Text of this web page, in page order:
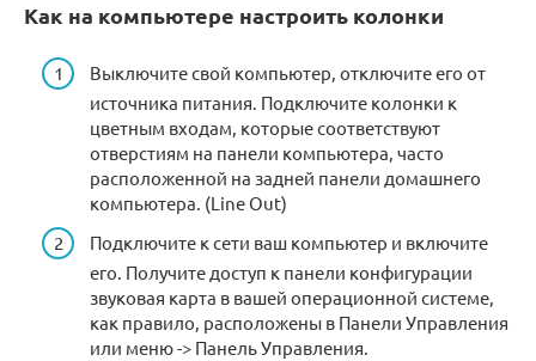
Как на компьютере настроить колонки
Выключите свой компьютер, отключите его от
источника питания. Подключите колонки к
цветным входам, которые соответствуют
отверстиям на панели компьютера, часто
расположенной на задней панели домашнего
компьютера. (Line Out)
Подключите к сети ваш компьютер и включите
его. Получите доступ к панели конфигурации
звуковая карта в вашей операционной системе,
как правило, расположены в Панели Управления
или меню -> Панель Управления.